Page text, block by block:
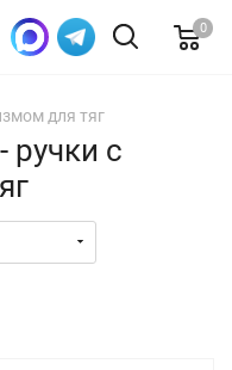
0
для тяг
ручки с